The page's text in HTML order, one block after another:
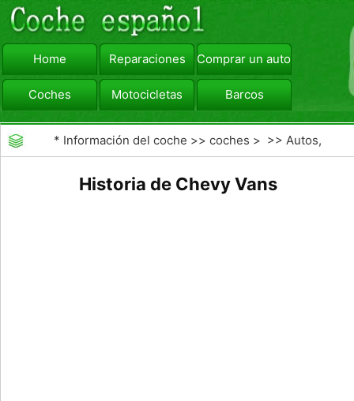
Home Reparaciones Comprar un automóvil
Coches Motocicletas Barcos
viajar Camiones
* Información del coche >>coches > >>Autos,
Historia de Chevy Vans